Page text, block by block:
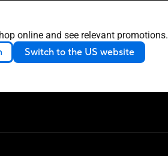
online and see relevant promotions.
Switch to the US website